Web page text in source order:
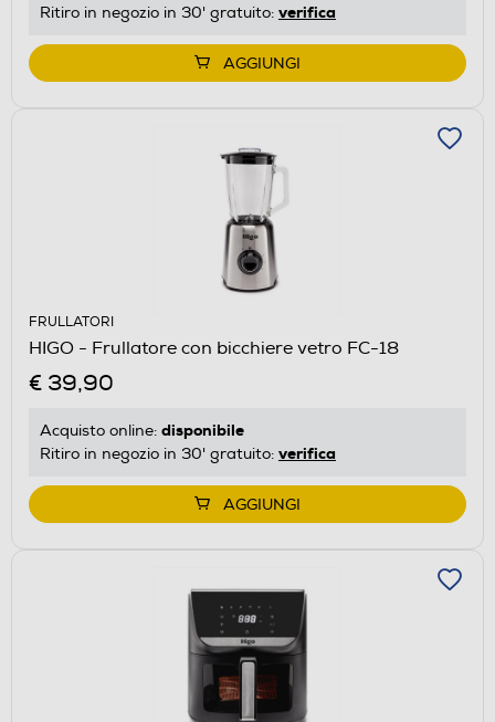
Ritiro in negozio in 30' gratuito: verifica
AGGIUNGI
FRULLATORI
HIGO - Frullatore con bicchiere vetro FC-18
€ 39,90
Acquisto online: disponibile
Ritiro in negozio in 30' gratuito: verifica
AGGIUNGI